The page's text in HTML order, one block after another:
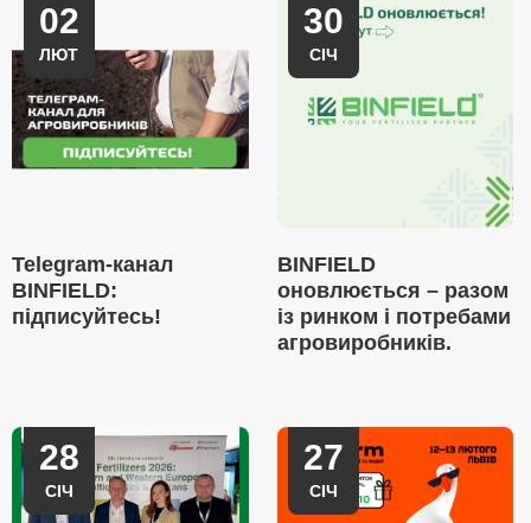
02
ЛЮТ
Telegram-канал
BINFIELD:
підписуйтесь!
30
СІЧ
BINFIELD
оновлюється – разом
із ринком і потребами
агровиробників.
28
СІЧ
27
СІЧ